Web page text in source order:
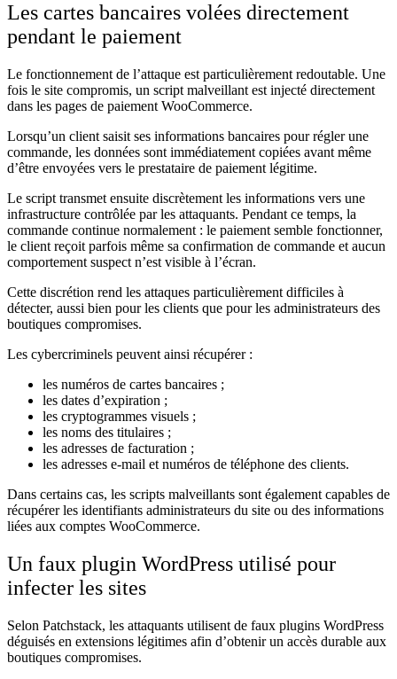
Les cartes bancaires volées directement
pendant le paiement
Le fonctionnement de l’attaque est particulièrement redoutable. Une
fois le site compromis, un script malveillant est injecté directement
dans les pages de paiement WooCommerce.
Lorsqu’un client saisit ses informations bancaires pour régler une
commande, les données sont immédiatement copiées avant même
d’être envoyées vers le prestataire de paiement légitime.
Le script transmet ensuite discrètement les informations vers une
infrastructure contrôlée par les attaquants. Pendant ce temps, la
commande continue normalement : le paiement semble fonctionner,
le client reçoit parfois même sa confirmation de commande et aucun
comportement suspect n’est visible à l’écran.
Cette discrétion rend les attaques particulièrement difficiles à
détecter, aussi bien pour les clients que pour les administrateurs des
boutiques compromises.
Les cybercriminels peuvent ainsi récupérer :
les numéros de cartes bancaires ;
les dates d’expiration ;
les cryptogrammes visuels ;
les noms des titulaires ;
les adresses de facturation ;
les adresses e-mail et numéros de téléphone des clients.
Dans certains cas, les scripts malveillants sont également capables de
récupérer les identifiants administrateurs du site ou des informations
liées aux comptes WooCommerce.
Un faux plugin WordPress utilisé pour
infecter les sites
Selon Patchstack, les attaquants utilisent de faux plugins WordPress
déguisés en extensions légitimes afin d’obtenir un accès durable aux
boutiques compromises.